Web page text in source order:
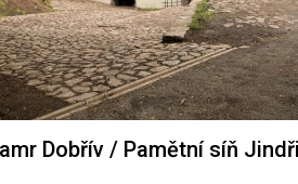
Dobřív / Pamětní síň